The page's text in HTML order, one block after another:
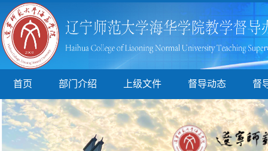
首页 部门介绍 上级文件 督导动态 督